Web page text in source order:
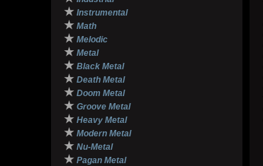
★ Instrumental
★ Math
★ Melodic
★ Metal
★ Black Metal
★ Death Metal
★ Doom Metal
★ Groove Metal
★ Heavy Metal
★ Modern Metal
★ Nu-Metal
★ Pagan Metal